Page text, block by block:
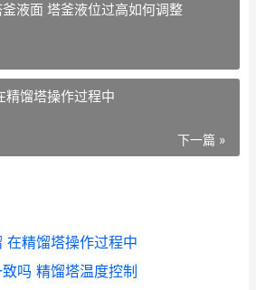
液面 塔釜液位过高如何调整
精馏塔操作过程中
下一篇 »
在精馏塔操作过程中
吗 精馏塔温度控制